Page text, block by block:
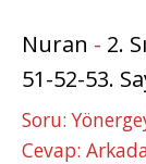
Nuran - 2.
51-52-53.
Soru:
Cevap: